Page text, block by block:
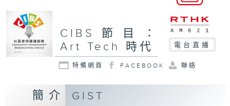
CIBS節目：
Art Tech 時代
電台直播
特備網頁 FACEBOOK 聯絡
簡介 GIST